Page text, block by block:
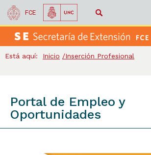
FCE
Está aquí: Inicio Inserción Profesional
Portal de Empleo y
Oportunidades